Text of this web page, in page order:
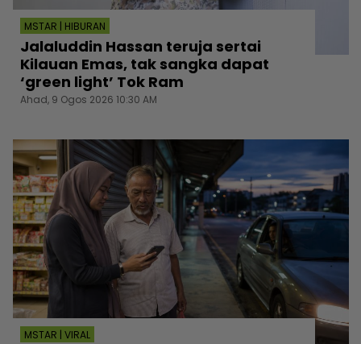
MSTAR | HIBURAN
Jalaluddin Hassan teruja sertai
Kilauan Emas, tak sangka dapat
‘green light’ Tok Ram
Ahad, 9 Ogos 2026 10:30 AM
MSTAR | VIRAL